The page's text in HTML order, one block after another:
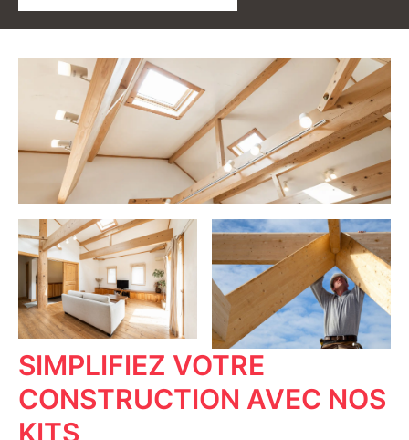
SIMPLIFIEZ VOTRE
CONSTRUCTION AVEC NOS
KITS